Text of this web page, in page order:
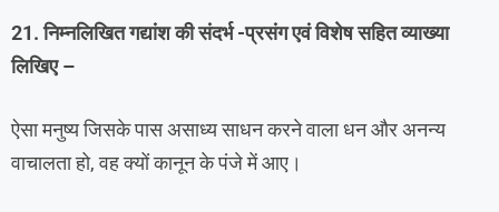
21. निम्नलिखित गद्यांश की संदर्भ -प्रसंग एवं विशेष सहित व्याख्या
लिखिए –
ऐसा मनुष्य जिसके पास असाध्य साधन करने वाला धन और अनन्य
वाचालता हो, वह क्यों कानून के पंजे में आए।